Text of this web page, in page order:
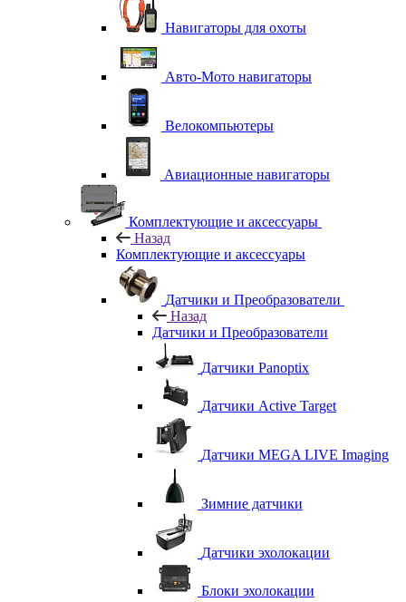
Навигаторы для охоты
Авто-Мото навигаторы
Велокомпьютеры
Авиационные навигаторы
Комплектующие и аксессуары
Назад
Комплектующие и аксессуары
Датчики и Преобразователи
Назад
Датчики и Преобразователи
Датчики Panoptix
Датчики Active Target
Датчики MEGA LIVE Imaging
Зимние датчики
Датчики эхолокации
Блоки эхолокации